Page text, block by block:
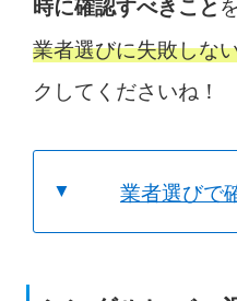
業者選びに失敗しな
クしてくださいね！
業者選びで